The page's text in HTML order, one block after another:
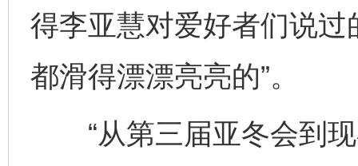
得李亚慧对爱好者们说
都滑得漂漂亮亮的”。
“从第三届亚冬会到现